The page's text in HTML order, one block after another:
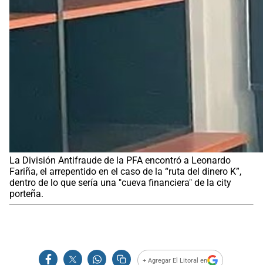
La División Antifraude de la PFA encontró a Leonardo
Fariña, el arrepentido en el caso de la “ruta del dinero K”,
dentro de lo que sería una "cueva financiera" de la city
porteña.
+ Agregar El Litoral en